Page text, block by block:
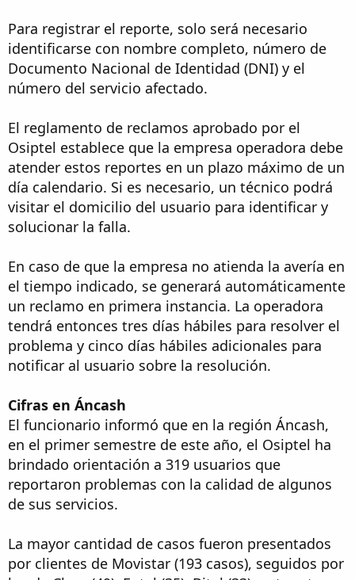
Para registrar el reporte, solo será necesario
identificarse con nombre completo, número de
Documento Nacional de Identidad (DNI) y el
número del servicio afectado.
El reglamento de reclamos aprobado por el
Osiptel establece que la empresa operadora debe
atender estos reportes en un plazo máximo de un
día calendario. Si es necesario, un técnico podrá
visitar el domicilio del usuario para identificar y
solucionar la falla.
En caso de que la empresa no atienda la avería en
el tiempo indicado, se generará automáticamente
un reclamo en primera instancia. La operadora
tendrá entonces tres días hábiles para resolver el
problema y cinco días hábiles adicionales para
notificar al usuario sobre la resolución.
Cifras en Áncash
El funcionario informó que en la región Áncash,
en el primer semestre de este año, el Osiptel ha
brindado orientación a 319 usuarios que
reportaron problemas con la calidad de algunos
de sus servicios.
La mayor cantidad de casos fueron presentados
por clientes de Movistar (193 casos), seguidos por